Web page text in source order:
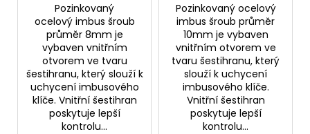
Pozinkovaný
ocelový imbus šroub
průměr 8mm je
vybaven vnitřním
otvorem ve tvaru
šestihranu, který slouží k
uchycení imbusového
klíče. Vnitřní šestihran
poskytuje lepší
kontrolu...
Pozinkovaný ocelový
imbus šroub průměr
10mm je vybaven
vnitřním otvorem ve
tvaru šestihranu, který
slouží k uchycení
imbusového klíče.
Vnitřní šestihran
poskytuje lepší
kontrolu...